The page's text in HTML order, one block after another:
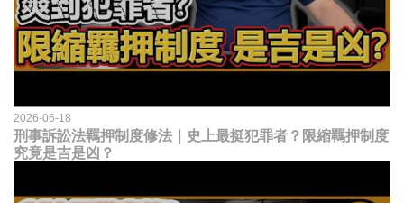
2026-06-18
刑事訴訟法羈押制度修法｜史上最挺犯罪者？限縮羈押制度
究竟是吉是凶？